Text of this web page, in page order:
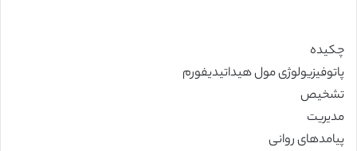
چکیده
پاتوفیزیولوژی مول هیداتیدیفورم
تشخیص
مدیریت
پیامدهای روانی